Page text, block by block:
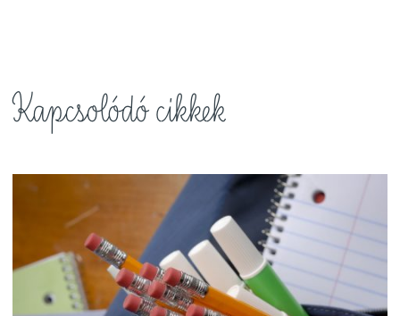
Kapcsolódó cikkek